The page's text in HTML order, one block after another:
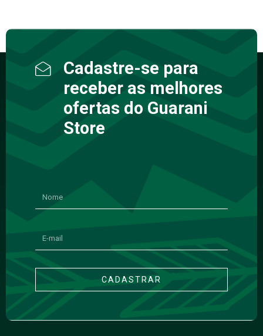
Cadastre-se para
receber as melhores
ofertas do Guarani
Store
CADASTRAR